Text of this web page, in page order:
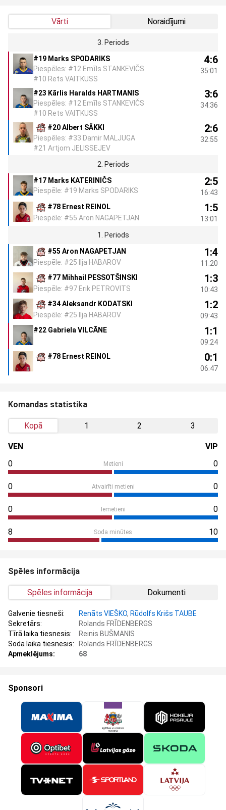
Vārti Noraidījumi
3. Periods
#19 Marks SPODARIKS
Piespēles: #12 Emīls STANKEVIČS
#10 Rets VAITKUSS
4:6
35:01
#23 Kārlis Haralds HARTMANIS
Piespēles: #12 Emīls STANKEVIČS
#10 Rets VAITKUSS
3:6
34:36
#20 Albert SÄKKI
Piespēles: #33 Damir MALJUGA
#21 Artjom JELISSEJEV
2:6
32:55
2. Periods
#17 Marks KATERINIČS
Piespēle: #19 Marks SPODARIKS
2:5
16:43
#78 Ernest REINOL
Piespēle: #55 Aron NAGAPETJAN
1:5
13:01
1. Periods
#55 Aron NAGAPETJAN
Piespēle: #25 Ilja HABAROV
1:4
11:20
#77 Mihhail PESSOTŠINSKI
Piespēle: #97 Erik PETROVITS
1:3
10:43
#34 Aleksandr KODATSKI
Piespēle: #25 Ilja HABAROV
1:2
09:43
#22 Gabriela VILCĀNE
1:1
09:24
#78 Ernest REINOL
0:1
06:47
Komandas statistika
Kopā 1 2 3
VEN
VIP
0
Metieni 0
0 Atvairīti metieni 0
0 Iemetieni 0
8 Soda minūtes 10
Spēles informācija
Spēles informācija Dokumenti
Galvenie tiesneši: Renāts VIEŠKO, Rūdolfs Krišs TAUBE
Sekretārs:
Rolands FRĪDENBERGS
Tīrā laika tiesnesis:
Reinis BUŠMANIS
Soda laika tiesnesis:
Rolands FRĪDENBERGS
Apmeklējums:
68
Sponsori